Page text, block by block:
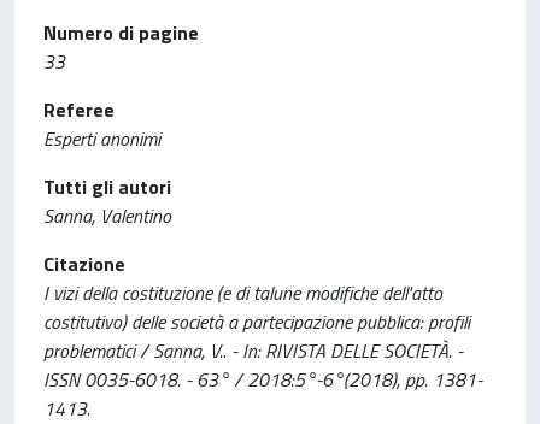
Numero di pagine
33
Referee
Esperti anonimi
Tutti gli autori
Sanna, Valentino
Citazione
I vizi della costituzione (e di talune modifiche dell'atto
costitutivo) delle società a partecipazione pubblica: profili
problematici / Sanna, V.. - In: RIVISTA DELLE SOCIETÀ. -
ISSN 0035-6018. - 63° / 2018:5°-6°(2018), pp. 1381-
1413.